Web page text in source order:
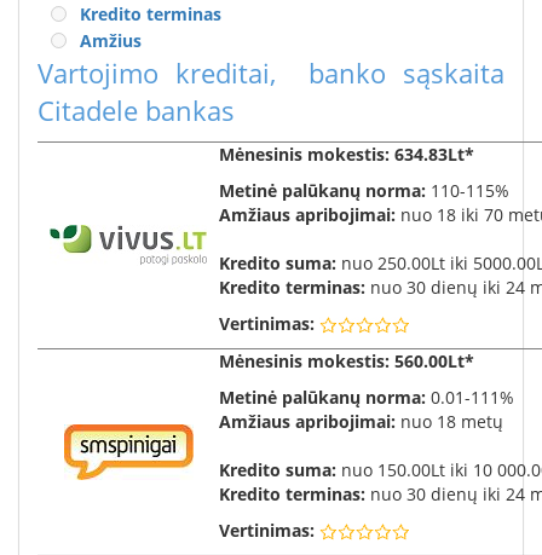
Kredito terminas
Amžius
Vartojimo kreditai, banko sąskaita
Citadele bankas
Mėnesinis mokestis: 634.83Lt*
Metinė palūkanų norma: 110-115%
Amžiaus apribojimai: nuo 18 iki 70
Kredito suma: nuo 250.00Lt iki
Kredito terminas: nuo 30 dienų iki 24
Vertinimas:
Mėnesinis mokestis: 560.00Lt*
Metinė palūkanų norma: 0.01-111%
Amžiaus apribojimai: nuo 18 metų
Kredito suma: nuo 150.00Lt iki 10
Kredito terminas: nuo 30 dienų iki 24
Vertinimas: